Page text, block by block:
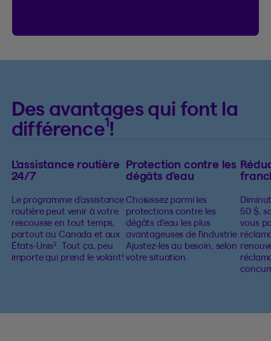
Des avantages qui font la
différence1!
L’assistance routière
24/7
Le programme d’assistance
routière peut venir à votre
rescousse en tout temps,
partout au Canada et aux
États-Unis2
. Tout ça, peu
importe qui prend le volant!
Protection contre les
dégâts d’eau
Choisissez parmi les
protections contre les
dégâts d’eau les plus
avantageuses de l’industrie.
Ajustez-les au besoin, selon
votre situation.
50 $,
vous